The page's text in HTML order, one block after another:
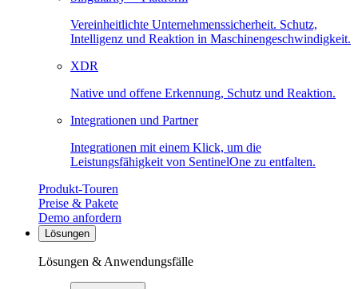
Vereinheitlichte Unternehmenssicherheit. Schutz,
Intelligenz und Reaktion in Maschinen­geschwindigkeit.
XDR
Native und offene Erkennung, Schutz und Reaktion.
Integrationen und Partner
Integrationen mit einem Klick, um die
Leistungsfähigkeit von SentinelOne zu entfalten.
Produkt-Touren
Preise & Pakete
Demo anfordern
Lösungen
Lösungen & Anwendungsfälle